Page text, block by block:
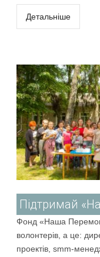
Детальніше
Підтримай
Фонд «Наша
волонтерів, а це:
проектів, smm-